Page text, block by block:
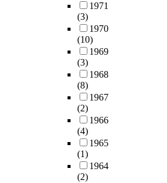
1971
(3)
1970
(10)
1969
(3)
1968
(8)
1967
(2)
1966
(4)
1965
(1)
1964
(2)